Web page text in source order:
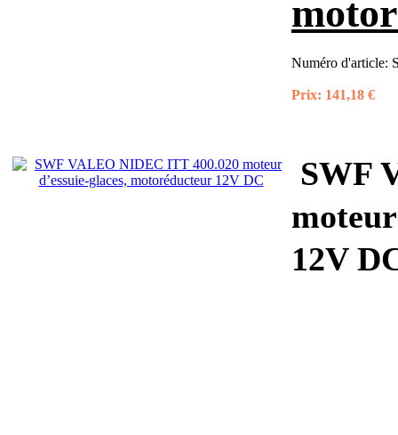
Numéro d'article:
Prix: 141,18 €
SWF
12V